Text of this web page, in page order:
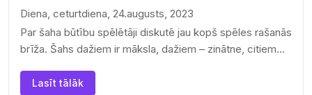
Diena, ceturtdiena, 24.augusts, 2023
Par šaha būtību spēlētāji diskutē jau kopš spēles rašanās
brīža. Šahs dažiem ir māksla, dažiem – zinātne, citiem…
Lasīt tālāk